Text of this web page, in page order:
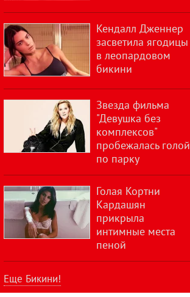
Кендалл Дженнер
засветила ягодицы
в леопардовом
бикини
Звезда фильма
"Девушка без
комплексов"
пробежалась голой
по парку
Голая Кортни
Кардашян
прикрыла
интимные места
пеной
Еще Бикини!